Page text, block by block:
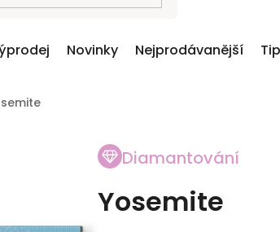
Novinky Nejprodávanější
Diamantování
Yosemite